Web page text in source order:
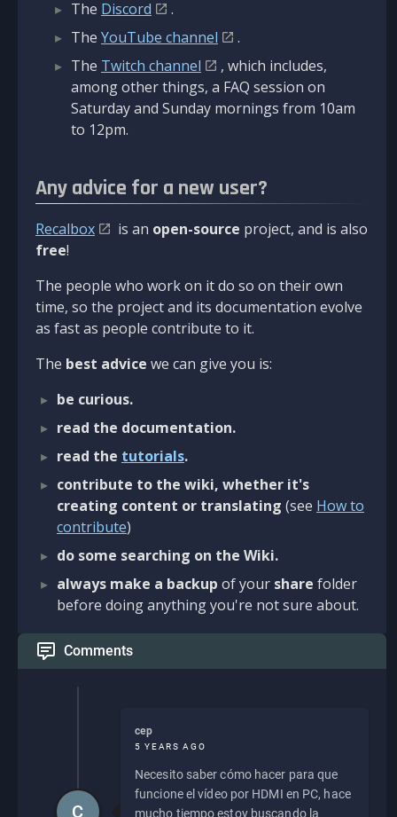
The Discord
.
The YouTube channel
.
The Twitch channel
, which includes,
among other things, a FAQ session on
Saturday and Sunday mornings from 10am
to 12pm.
Any advice for a new user?
Recalbox is an open-source project, and is also
free!
The people who work on it do so on their own
time, so the project and its documentation evolve
as fast as people contribute to it.
The best advice we can give you is:
be curious.
read the documentation.
read the tutorials.
contribute to the wiki, whether it's
creating content or translating (see How to
contribute)
do some searching on the Wiki.
always make a backup of your share folder
before doing anything you're not sure about.
Comments
cep
5 YEARS AGO
Necesito saber cómo hacer para que
funcione el vídeo por HDMI en PC, hace
mucho tiempo estoy buscando la
C